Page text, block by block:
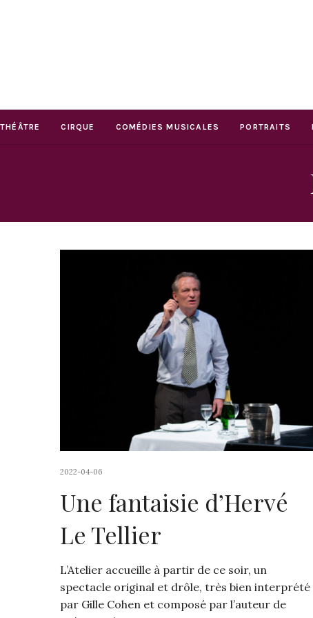
THÉÂTRE CIRQUE COMÉDIES MUSICALES PORTRAITS
2022-04-06
Une fantaisie d’Hervé
Le Tellier
L’Atelier accueille à partir de ce soir, un
spectacle original et drôle, très bien interprété
par Gille Cohen et composé par l’auteur de